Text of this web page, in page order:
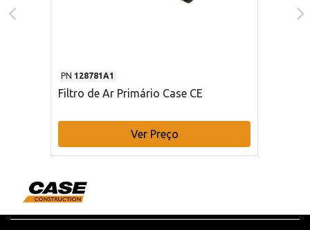
PN 128781A1
Filtro de Ar Primário Case CE
Ver Preço